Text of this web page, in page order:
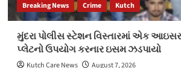
Breaking News Crime Kutch
મુંદરા પોલીસ સ્ટેશન વિસ્તારમાં એક
પ્લેટનો ઉપયોગ કરનાર ઇસમ ઝડપાયો
Kutch Care News August 7, 2026